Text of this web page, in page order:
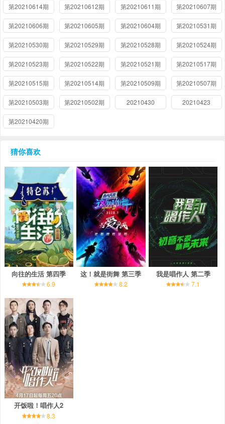
第20210614期 第20210612期 第20210611期 第20210607期
第20210606期 第20210605期 第20210604期 第20210531期
第20210530期 第20210529期 第20210528期 第20210524期
第20210523期 第20210522期 第20210521期 第20210517期
第20210515期 第20210514期 第20210509期 第20210507期
第20210503期 第20210502期 20210430 20210423
第20210420期
猜你喜欢
向往的生活 第四季
6.9
这！就是街舞 第三季
8.2
我是唱作人 第二季
7.1
开饭啦！唱作人2
8.3